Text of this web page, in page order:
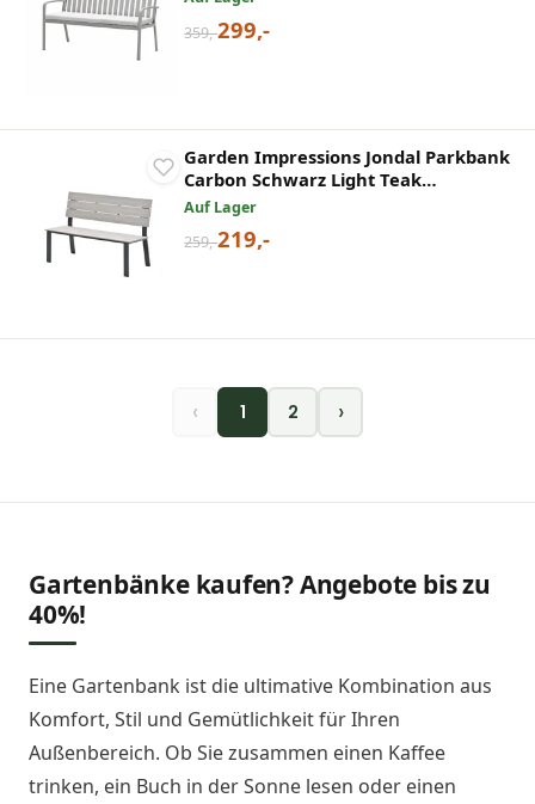
359,-299,-
Garden Impressions Jondal Parkbank
Carbon Schwarz Light Teak
Vironwood
Auf Lager
259,-219,-
‹ 1 2 ›
Gartenbänke kaufen? Angebote bis zu
40%!
Eine Gartenbank ist die ultimative Kombination aus
Komfort, Stil und Gemütlichkeit für Ihren
Außenbereich. Ob Sie zusammen einen Kaffee
trinken, ein Buch in der Sonne lesen oder einen